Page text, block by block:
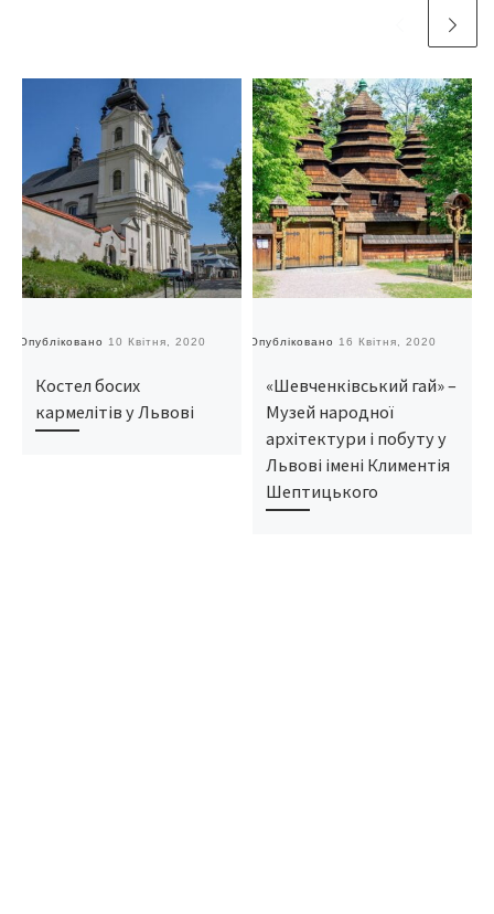
Опубліковано 10 Квітня, 2020
Костел босих
кармелітів у Львові
Опубліковано 16 Квітня, 2020
«Шевченківський гай» –
Музей народної
архітектури і побуту у
Львові імені Климентія
Шептицького